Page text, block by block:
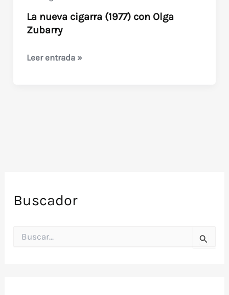
La nueva cigarra (1977) con Olga
Zubarry
La
Leer entrada »
Buscador